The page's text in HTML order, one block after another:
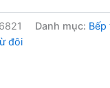
Danh mục: Bếp
đôi